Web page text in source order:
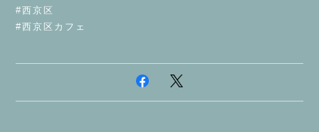
#西京区
#西京区カフェ